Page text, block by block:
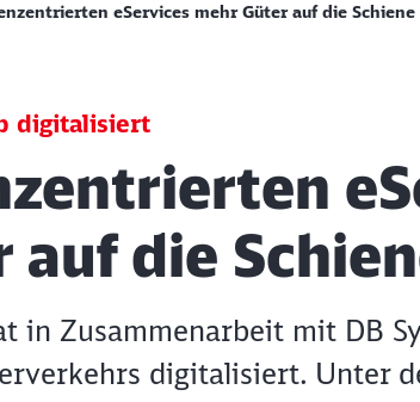
eServices mehr Güter auf die
digitalisiert
auf die
in Zusammenarbeit mit DB
digitalisiert. Unter